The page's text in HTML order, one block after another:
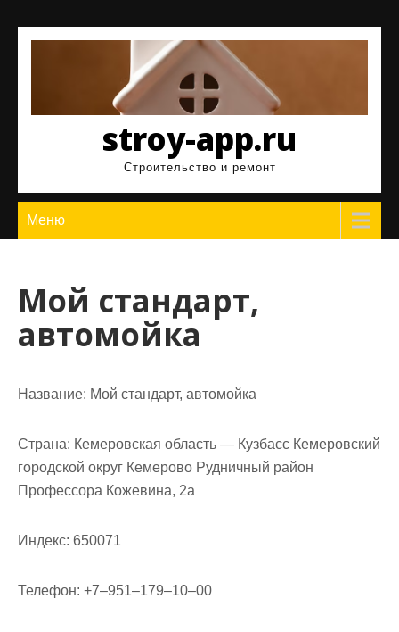
stroy-app.ru
Строительство и ремонт
Меню
Мой стандарт,
автомойка
Название: Мой стандарт, автомойка
Страна: Кемеровская область — Кузбасс Кемеровский
городской округ Кемерово Рудничный район
Профессора Кожевина, 2а
Индекс: 650071
Телефон: +7‒951‒179‒10‒00